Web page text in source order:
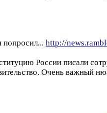
попросил... http://
России писали
Очень важный